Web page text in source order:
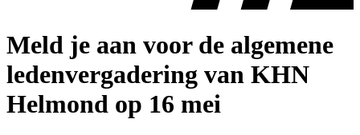
Meld je aan voor de algemene
ledenvergadering van KHN
Helmond op 16 mei